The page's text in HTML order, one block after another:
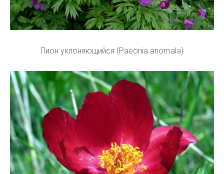
Пион уклоняющийся (Paeonia anomala)